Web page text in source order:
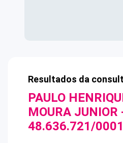
Resultados da
PAULO
MOURA JUNIOR
48.636.721/